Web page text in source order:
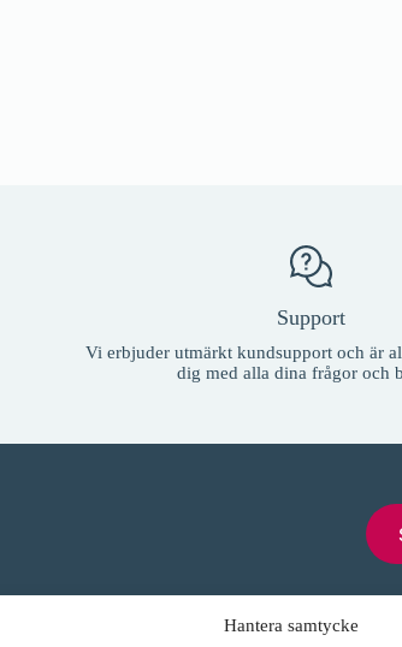
Hantera samtycke
Support
Vi erbjuder utmärkt kundsupport och är
dig med alla dina frågor och